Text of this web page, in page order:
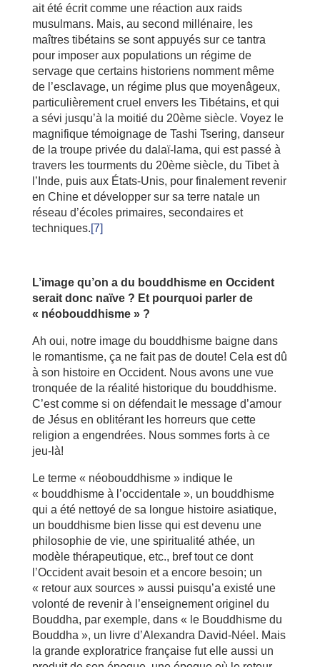
ait été écrit comme une réaction aux raids
musulmans. Mais, au second millénaire, les
maîtres tibétains se sont appuyés sur ce tantra
pour imposer aux populations un régime de
servage que certains historiens nomment même
de l’esclavage, un régime plus que moyenâgeux,
particulièrement cruel envers les Tibétains, et qui
a sévi jusqu’à la moitié du 20ème siècle. Voyez le
magnifique témoignage de Tashi Tsering, danseur
de la troupe privée du dalaï-lama, qui est passé à
travers les tourments du 20ème siècle, du Tibet à
l’Inde, puis aux États-Unis, pour finalement revenir
en Chine et développer sur sa terre natale un
réseau d’écoles primaires, secondaires et
techniques.[7]
L’image qu’on a du bouddhisme en Occident
serait donc naïve ? Et pourquoi parler de
« néobouddhisme » ?
Ah oui, notre image du bouddhisme baigne dans
le romantisme, ça ne fait pas de doute! Cela est dû
à son histoire en Occident. Nous avons une vue
tronquée de la réalité historique du bouddhisme.
C’est comme si on défendait le message d’amour
de Jésus en oblitérant les horreurs que cette
religion a engendrées. Nous sommes forts à ce
jeu-là!
Le terme « néobouddhisme » indique le
« bouddhisme à l’occidentale », un bouddhisme
qui a été nettoyé de sa longue histoire asiatique,
un bouddhisme bien lisse qui est devenu une
philosophie de vie, une spiritualité athée, un
modèle thérapeutique, etc., bref tout ce dont
l’Occident avait besoin et a encore besoin; un
« retour aux sources » aussi puisqu’a existé une
volonté de revenir à l’enseignement originel du
Bouddha, par exemple, dans « le Bouddhisme du
Bouddha », un livre d’Alexandra David-Néel. Mais
la grande exploratrice française fut elle aussi un